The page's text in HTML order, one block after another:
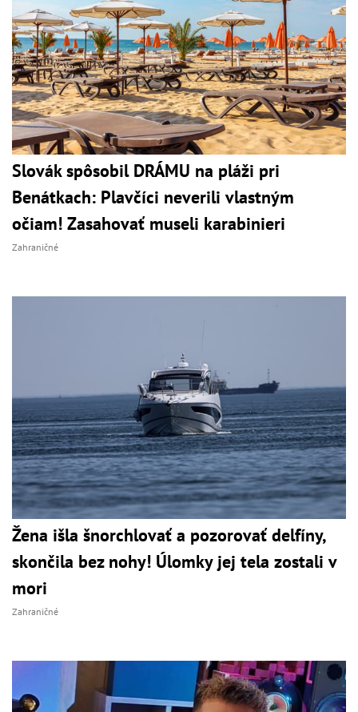
Slovák spôsobil DRÁMU na pláži pri
Benátkach: Plavčíci neverili vlastným
očiam! Zasahovať museli karabinieri
Zahraničné
Žena išla šnorchlovať a pozorovať delfíny,
skončila bez nohy! Úlomky jej tela zostali v
mori
Zahraničné